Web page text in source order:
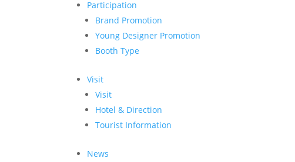
Participation
Brand Promotion
Young Designer Promotion
Booth Type
Visit
Visit
Hotel & Direction
Tourist Information
News